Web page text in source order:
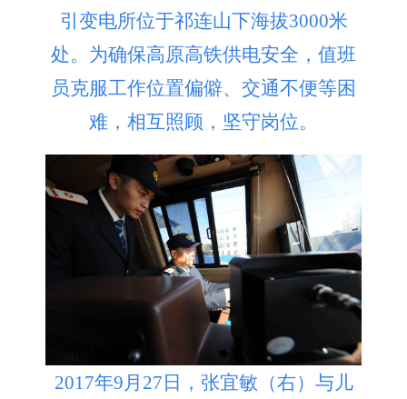
引变电所位于祁连山下海拔3000米
处。为确保高原高铁供电安全，值班
员克服工作位置偏僻、交通不便等困
难，相互照顾，坚守岗位。
2017年9月27日，张宜敏（右）与儿